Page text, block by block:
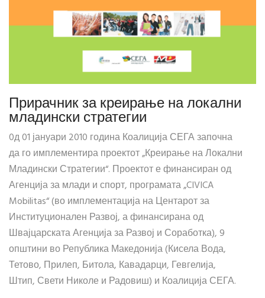
Прирачник за креирање на локални
младински стратегии
0д 01 јануари 2010 година Коалиција СЕГА започна
да го имплементира проектот „Креирање на Локални
Младински Стратегии“. Проектот е финансиран од
Агенција за млади и спорт, програмата „CIVICA
Mobilitas“ (во имплементација на Центарот за
Институционален Развој, а финансирана од
Швајцарската Агенција за Развој и Соработка), 9
општини во Република Македонија (Кисела Вода,
Тетово, Прилеп, Битола, Кавадарци, Гевгелија,
Штип, Свети Николе и Радовиш) и Коалиција СЕГА.